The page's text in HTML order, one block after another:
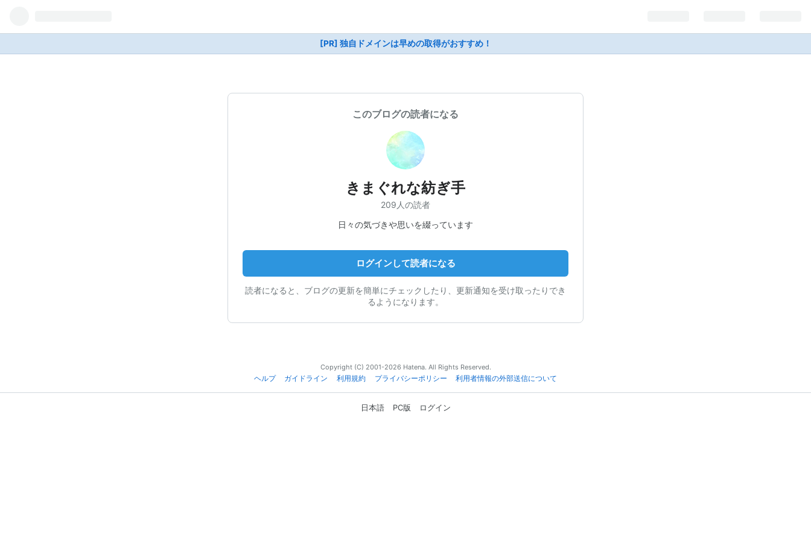
[PR] 独自ドメインは早めの取得がおすすめ！
このブログの読者になる
きまぐれな紡ぎ手
209人の読者
日々の気づきや思いを綴っています
ログインして読者になる
読者になると、ブログの更新を簡単にチェックしたり、更新通知を受け取ったりでき
るようになります。
Copyright (C) 2001-2026 Hatena. All Rights Reserved.
ヘルプ
ガイドライン 利用規約 プライバシーポリシー 利用者情報の外部送信について
日本語 PC版 ログイン